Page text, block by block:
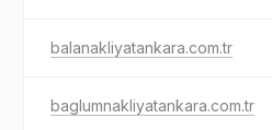
balanakliyatankara.com.tr
baglumnakliyatankara.com.tr